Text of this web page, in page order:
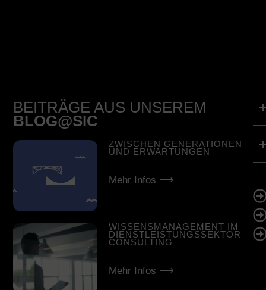
BEITRÄGE AUS UNSEREM
BLOG@SIC
ZWISCHEN GENERATIONEN
UND ERWARTUNGEN
Mehr Infos ⟶
WISSENSMANAGEMENT IM
DIENSTLEISTUNGSSEKTOR
CONSULTING
Mehr Infos ⟶